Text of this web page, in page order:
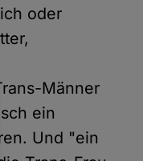
oder
Männer
ein
Und "ein